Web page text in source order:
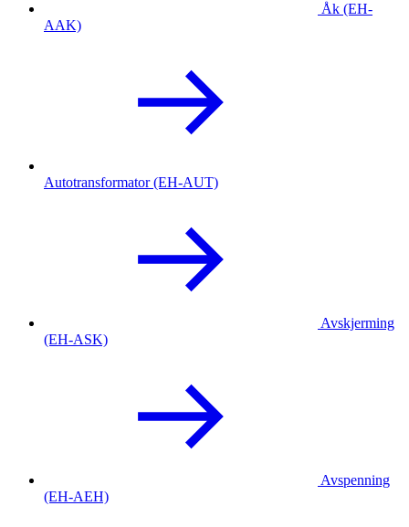
Åk (EH-
AAK)
Autotransformator (EH-AUT)
Avskjerming
(EH-ASK)
Avspenning
(EH-AEH)